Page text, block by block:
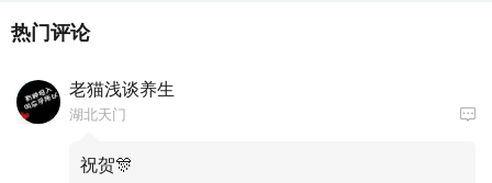
热门评论
老猫浅谈养生
湖北天门
祝贺🎊